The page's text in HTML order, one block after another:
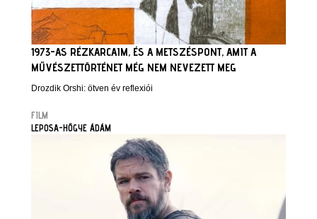
1973-AS RÉZKARCAIM, ÉS A METSZÉSPONT, AMIT A
MŰVÉSZETTÖRTÉNET MÉG NEM NEVEZETT MEG
Drozdik Orshi: ötven év reflexiói
FILM
LEPOSA-HŐGYE ÁDÁM